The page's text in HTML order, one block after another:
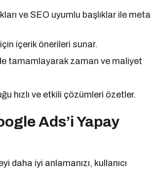
ve SEO uyumlu başlıklar ile meta
içerik önerileri sunar.
tamamlayarak zaman ve maliyet
hızlı ve etkili çözümleri özetler.
Ads’i Yapay
daha iyi anlamanızı, kullanıcı